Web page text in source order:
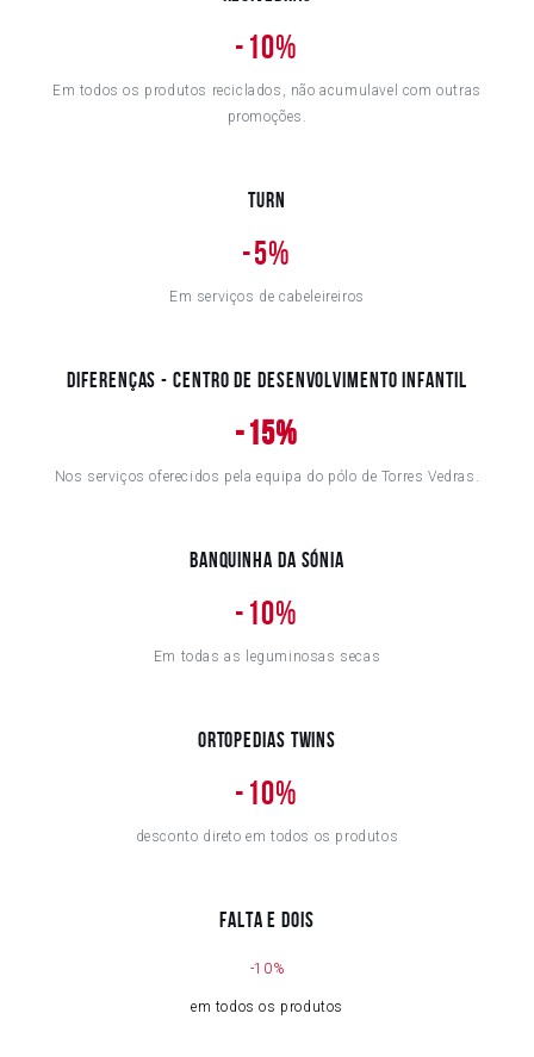
-10%
Em todos os produtos reciclados, não acumulavel com outras
promoções.
Turn
-5%
Em serviços de cabeleireiros
Diferenças - Centro de Desenvolvimento Infantil
-15%
Nos serviços oferecidos pela equipa do pólo de Torres Vedras.
Banquinha da Sónia
-10%
Em todas as leguminosas secas
Ortopedias Twins
-10%
desconto direto em todos os produtos
Falta e Dois
-10%
em todos os produtos